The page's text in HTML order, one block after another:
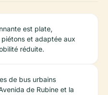
est plate,
et adaptée aux
réduite.
de bus urbains
de Rubine et la